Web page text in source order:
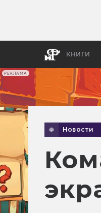
РЕКЛАМА
КНИГИ
Новости